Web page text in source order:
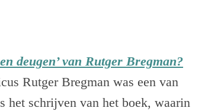
deugen’ van Rutger Bregman?
Rutger Bregman was een van
het schrijven van het boek, waarin